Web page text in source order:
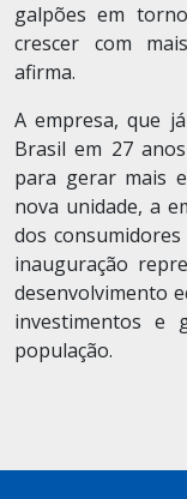
galpões em
crescer com
afirma.
A empresa, que
Brasil em 27
para gerar mais
nova unidade, a
dos
inauguração
desenvolvimento
investimentos e
população.